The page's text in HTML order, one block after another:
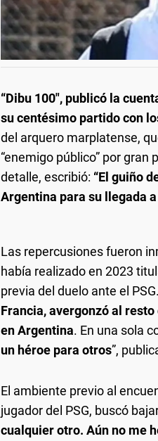
“Dibu 100″, publicó la
su centésimo partido con
del arquero marplatense,
“enemigo público” por
detalle, escribió: “El guiño
Argentina para su llegada a
Las repercusiones fueron
había realizado en 2023
previa del duelo ante el
Francia, avergonzó al
en Argentina. En una sola
un héroe para otros”,
El ambiente previo al
jugador del PSG, buscó
cualquier otro. Aún no me